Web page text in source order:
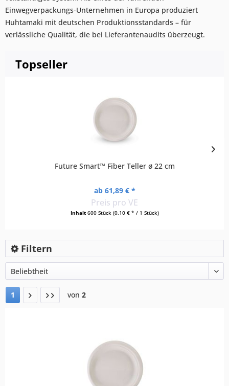
Einwegverpackungs-Unternehmen in Europa produziert
Huhtamaki mit deutschen Produktionsstandards – für
verlässliche Qualität, die bei Lieferantenaudits überzeugt.
Topseller
Future Smart™ Fiber Teller ø 22 cm
ab 61,89 € *
Preis pro VE
Inhalt 600 Stück (0,10 € * / 1 Stück)
Filtern
1 von 2